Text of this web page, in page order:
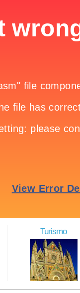
Turismo